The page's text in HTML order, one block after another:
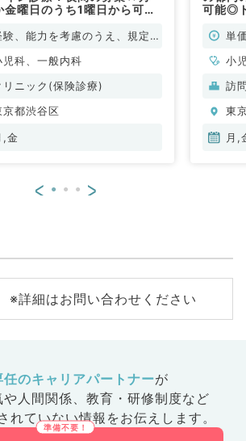
金曜日のうち1曜日から可
のオンライン診察をお願いい
験、能力を考慮のうえ、規定に
り決定
児科、一般内科
リニック(保険診療)
京都渋谷区
,金
可能◎
～若単
小
呼
訪
東
月,
< >
※詳細はお問い合わせください
任のキャリアパートナーが
人間関係、 教育・研修制度など
れていない情報をお伝えします。